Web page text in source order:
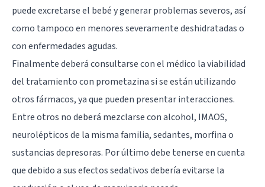
puede excretarse el bebé y generar problemas severos, así
como tampoco en menores severamente deshidratadas o
con enfermedades agudas.
Finalmente deberá consultarse con el médico la viabilidad
del tratamiento con prometazina si se están utilizando
otros fármacos, ya que pueden presentar interacciones.
Entre otros no deberá mezclarse con alcohol, IMAOS,
neurolépticos de la misma familia, sedantes, morfina o
sustancias depresoras. Por último debe tenerse en cuenta
que debido a sus efectos sedativos debería evitarse la